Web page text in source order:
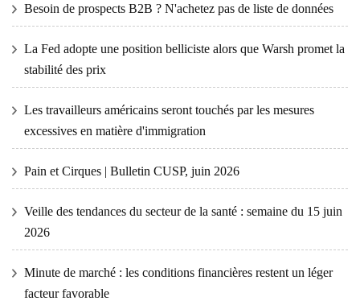
Besoin de prospects B2B ? N'achetez pas de liste de données
La Fed adopte une position belliciste alors que Warsh promet la
stabilité des prix
Les travailleurs américains seront touchés par les mesures
excessives en matière d'immigration
Pain et Cirques | Bulletin CUSP, juin 2026
Veille des tendances du secteur de la santé : semaine du 15 juin
2026
Minute de marché : les conditions financières restent un léger
facteur favorable